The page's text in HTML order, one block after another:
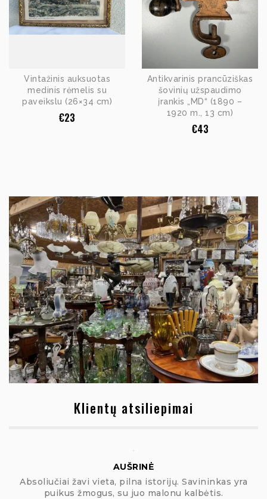
Vintažinis auksuotas
medinis rėmelis su
paveikslu (26×34 cm)
€23
Antikvarinis prancūziškas
šovinių užspaudimo
įrankis „MD“ (1890 –
1920 m., 13 cm)
€43
Klientų atsiliepimai
Absoliučiai žavi vieta, pilna istorijų. Savininkas yra
puikus žmogus, su juo malonu kalbėtis.
AUŠRINĖ